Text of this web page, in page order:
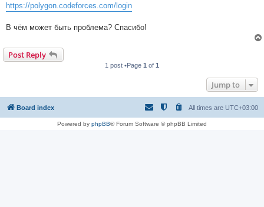
https://polygon.codeforces.com/login
В чём может быть проблема? Спасибо!
Post Reply
1 post •Page 1 of 1
Jump to
Board index All times are UTC+03:00
Powered by phpBB® Forum Software © phpBB Limited